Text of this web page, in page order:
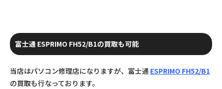
富士通 ESPRIMO FH52/B1の買取も可能
当店はパソコン修理店になりますが、富士通 ESPRIMO FH52/B1
の買取も行なっております。